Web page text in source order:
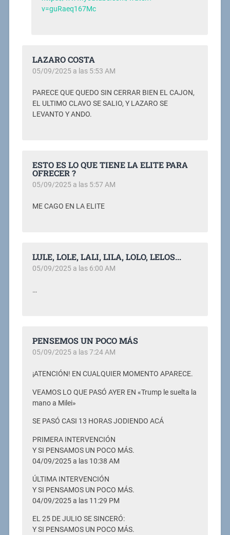
v=guRaeq167Mc
LAZARO COSTA
05/09/2025 a las 5:53 AM
PARECE QUE QUEDO SIN CERRAR BIEN EL CAJON,
EL ULTIMO CLAVO SE SALIO, Y LAZARO SE
LEVANTO Y ANDO.
ESTO ES LO QUE TIENE LA ELITE PARA
OFRECER ?
05/09/2025 a las 5:57 AM
ME CAGO EN LA ELITE
LULE, LOLE, LALI, LILA, LOLO, LELOS...
05/09/2025 a las 6:00 AM
…
PENSEMOS UN POCO MÁS
05/09/2025 a las 7:24 AM
¡ATENCIÓN! EN CUALQUIER MOMENTO APARECE.
VEAMOS LO QUE PASÓ AYER EN «Trump le suelta la
mano a Milei»
SE PASÓ CASI 13 HORAS JODIENDO ACÁ
PRIMERA INTERVENCIÓN
Y SI PENSAMOS UN POCO MÁS.
04/09/2025 a las 10:38 AM
ÚLTIMA INTERVENCIÓN
Y SI PENSAMOS UN POCO MÁS.
04/09/2025 a las 11:29 PM
EL 25 DE JULIO SE SINCERÓ:
Y SI PENSAMOS UN POCO MÁS.